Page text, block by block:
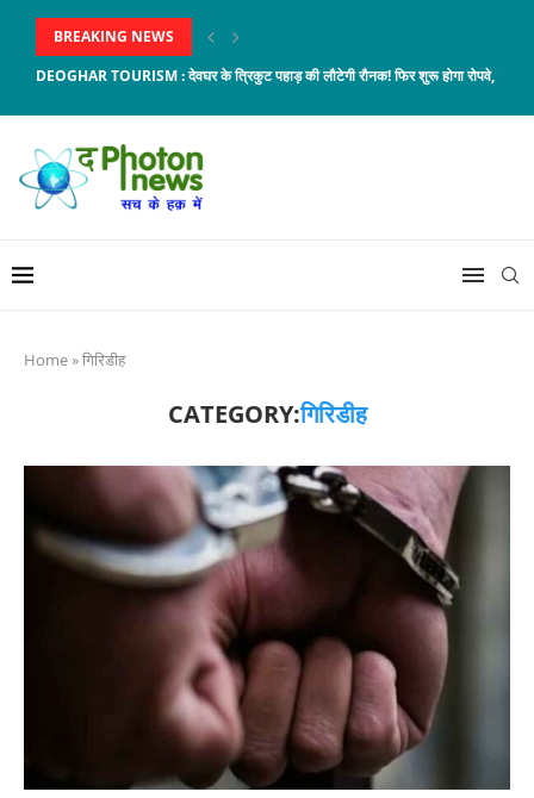
BREAKING NEWS
DEOGHAR TOURISM : देवघर के त्रिकुट पहाड़ की लौटेगी रौनक! फिर शुरू होगा रोपवे, ईको...
Home»गिरिडीह
CATEGORY:गिरिडीह